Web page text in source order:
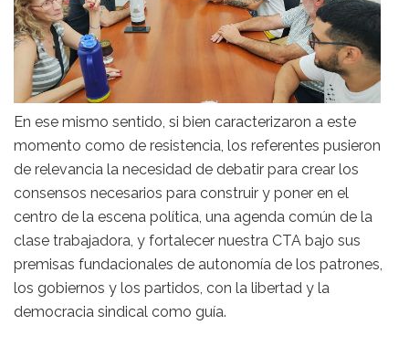
En ese mismo sentido, si bien caracterizaron a este
momento como de resistencia, los referentes pusieron
de relevancia la necesidad de debatir para crear los
consensos necesarios para construir y poner en el
centro de la escena política, una agenda común de la
clase trabajadora, y fortalecer nuestra CTA bajo sus
premisas fundacionales de autonomía de los patrones,
los gobiernos y los partidos, con la libertad y la
democracia sindical como guía.